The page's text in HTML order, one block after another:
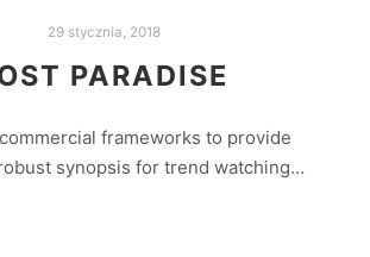
29 stycznia, 2018
PARADISE
frameworks to provide
synopsis for trend watching…